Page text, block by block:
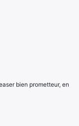
bien prometteur, en